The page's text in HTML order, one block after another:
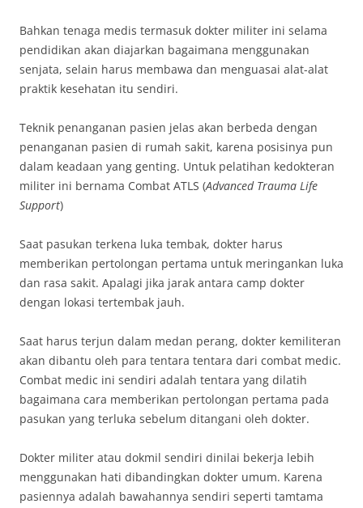
Bahkan tenaga medis termasuk dokter militer ini selama
pendidikan akan diajarkan bagaimana menggunakan
senjata, selain harus membawa dan menguasai alat-alat
praktik kesehatan itu sendiri.
Teknik penanganan pasien jelas akan berbeda dengan
penanganan pasien di rumah sakit, karena posisinya pun
dalam keadaan yang genting. Untuk pelatihan kedokteran
militer ini bernama Combat ATLS (Advanced Trauma Life
Support)
Saat pasukan terkena luka tembak, dokter harus
memberikan pertolongan pertama untuk meringankan luka
dan rasa sakit. Apalagi jika jarak antara camp dokter
dengan lokasi tertembak jauh.
Saat harus terjun dalam medan perang, dokter kemiliteran
akan dibantu oleh para tentara tentara dari combat medic.
Combat medic ini sendiri adalah tentara yang dilatih
bagaimana cara memberikan pertolongan pertama pada
pasukan yang terluka sebelum ditangani oleh dokter.
Dokter militer atau dokmil sendiri dinilai bekerja lebih
menggunakan hati dibandingkan dokter umum. Karena
pasiennya adalah bawahannya sendiri seperti tamtama